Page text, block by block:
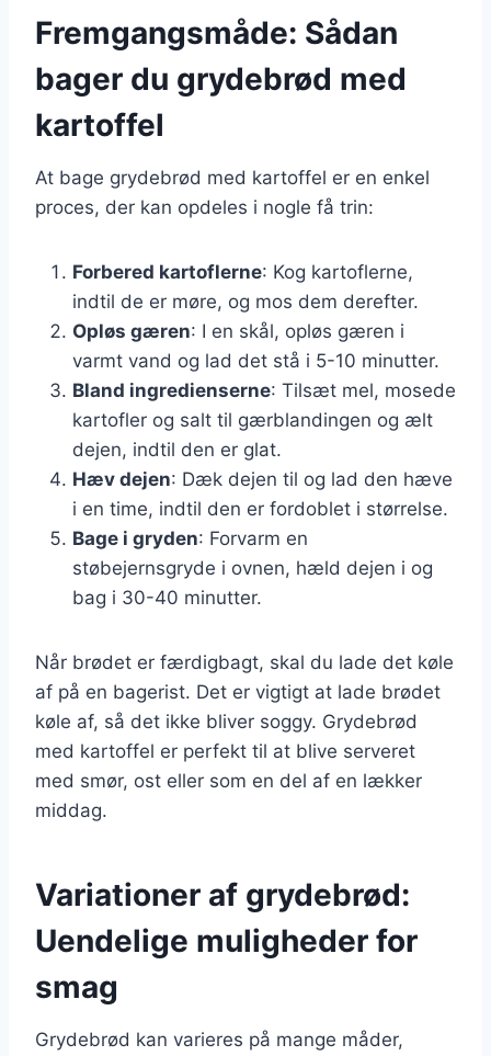
Fremgangsmåde: Sådan
bager du grydebrød med
kartoffel
At bage grydebrød med kartoffel er en enkel
proces, der kan opdeles i nogle få trin:
Forbered kartoflerne: Kog kartoflerne,
indtil de er møre, og mos dem derefter.
Opløs gæren: I en skål, opløs gæren i
varmt vand og lad det stå i 5-10 minutter.
Bland ingredienserne: Tilsæt mel, mosede
kartofler og salt til gærblandingen og ælt
dejen, indtil den er glat.
Hæv dejen: Dæk dejen til og lad den hæve
i en time, indtil den er fordoblet i størrelse.
Bage i gryden: Forvarm en
støbejernsgryde i ovnen, hæld dejen i og
bag i 30-40 minutter.
Når brødet er færdigbagt, skal du lade det køle
af på en bagerist. Det er vigtigt at lade brødet
køle af, så det ikke bliver soggy. Grydebrød
med kartoffel er perfekt til at blive serveret
med smør, ost eller som en del af en lækker
middag.
Variationer af grydebrød:
Uendelige muligheder for
smag
Grydebrød kan varieres på mange måder,